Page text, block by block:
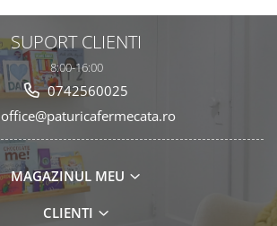
SUPORT CLIENTI
8:00-16:00
0742560025
office@paturicafermecata.ro
MAGAZINUL MEU
CLIENTI